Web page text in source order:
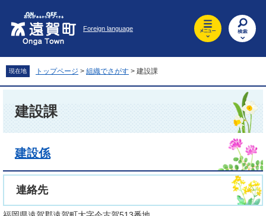
先
頭
を
飛
Foreign language
現在地 トップページ > 組織でさがす > 建設課
建設課
建設係
連絡先